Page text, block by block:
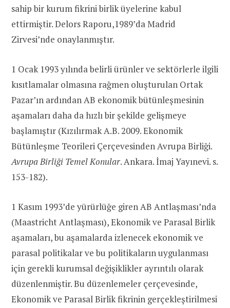
sahip bir kurum fikrini birlik üyelerine kabul
ettirmiştir. Delors Raporu,1989’da Madrid
Zirvesi’nde onaylanmıştır.
1 Ocak 1993 yılında belirli ürünler ve sektörlerle ilgili
kısıtlamalar olmasına rağmen oluşturulan Ortak
Pazar’ın ardından AB ekonomik bütünleşmesinin
aşamaları daha da hızlı bir şekilde gelişmeye
başlamıştır (Kızılırmak A.B. 2009. Ekonomik
Bütünleşme Teorileri Çerçevesinden Avrupa Birliği.
Avrupa Birliği Temel Konular. Ankara. İmaj Yayınevi. s.
153-182).
1 Kasım 1993’de yürürlüğe giren AB Antlaşması’nda
(Maastricht Antlaşması), Ekonomik ve Parasal Birlik
aşamaları, bu aşamalarda izlenecek ekonomik ve
parasal politikalar ve bu politikaların uygulanması
için gerekli kurumsal değişiklikler ayrıntılı olarak
düzenlenmiştir. Bu düzenlemeler çerçevesinde,
Ekonomik ve Parasal Birlik fikrinin gerçekleştirilmesi